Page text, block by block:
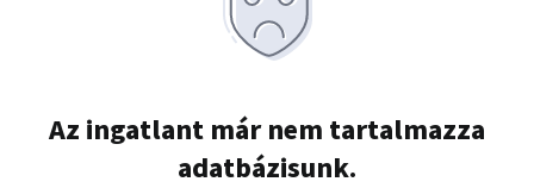
Az ingatlant már nem tartalmazza
adatbázisunk.